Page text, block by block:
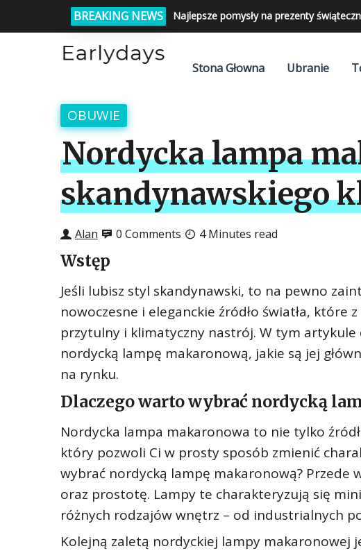
BREAKING NEWS Najlepsze pomysły na prezenty
Stona Głowna Ubranie
OBUWIE
Nordycka lampa
skandynawskiego
Alan 0 Comments 4 Minutes read
Wstęp
Jeśli lubisz styl skandynawski, to na pewno
nowoczesne i eleganckie źródło światła, które
przytulny i klimatyczny nastrój. W tym
nordycką lampę makaronową, jakie są jej
na rynku.
Dlaczego warto wybrać nordycką
Nordycka lampa makaronowa to nie tylko
który pozwoli Ci w prosty sposób zmienić
wybrać nordycką lampę makaronową? Przede
oraz prostotę. Lampy te charakteryzują się
różnych rodzajów wnętrz – od industrialnych
Kolejną zaletą nordyckiej lampy makaronowej